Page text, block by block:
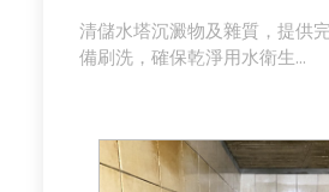
清儲水塔沉澱物及雜質，提供
備刷洗，確保乾淨用水衛生...